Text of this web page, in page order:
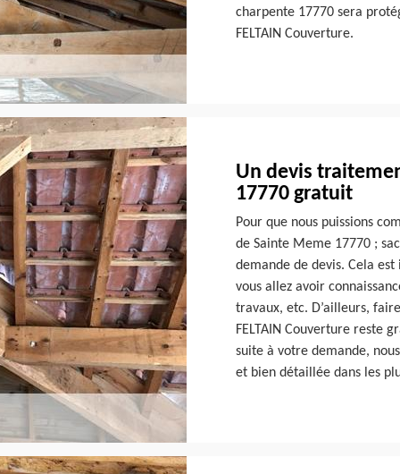
charpente 17770 sera
FELTAIN Couverture.
Un devis
17770 gratuit
Pour que nous puissions
de Sainte Meme 17770 ;
demande de devis. Cela
vous allez avoir
travaux, etc. D’ailleurs,
FELTAIN Couverture reste
suite à votre demande,
et bien détaillée dans les